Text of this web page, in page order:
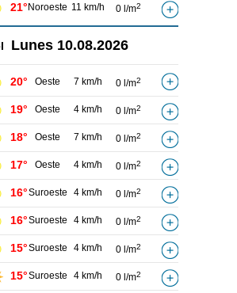
21° Noroeste 11 km/h 0 l/m2
Lunes 10.08.2026
20° Oeste 7 km/h 0 l/m2
19° Oeste 4 km/h 0 l/m2
18° Oeste 7 km/h 0 l/m2
17° Oeste 4 km/h 0 l/m2
16°Suroeste 4 km/h 0 l/m2
16°Suroeste 4 km/h 0 l/m2
15°Suroeste 4 km/h 0 l/m2
15°Suroeste 4 km/h 0 l/m2